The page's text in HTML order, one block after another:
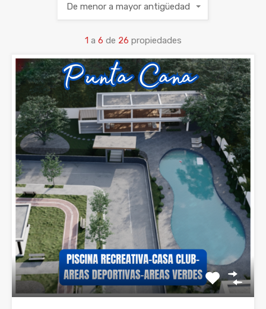
1 a 6 de 26 propiedades
De menor a mayor antigüedad